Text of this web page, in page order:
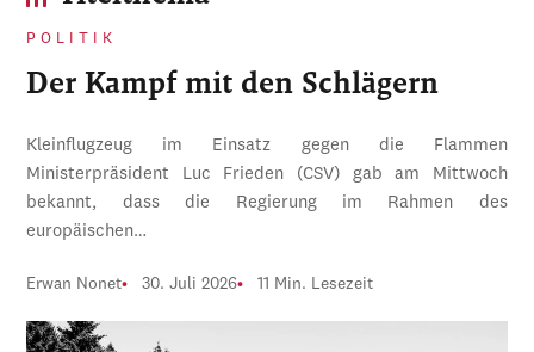
POLITIK
Der Kampf mit den Schlägern
Kleinflugzeug im Einsatz gegen die Flammen
Ministerpräsident Luc Frieden (CSV) gab am Mittwoch
bekannt, dass die Regierung im Rahmen des
europäischen…
Erwan Nonet 30. Juli 2026 11 Min. Lesezeit